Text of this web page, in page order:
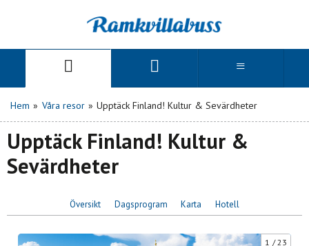
Hem » Våra resor » Upptäck Finland! Kultur & Sevärdheter
Upptäck Finland! Kultur &
Sevärdheter
Översikt Dagsprogram Karta Hotell
1 23